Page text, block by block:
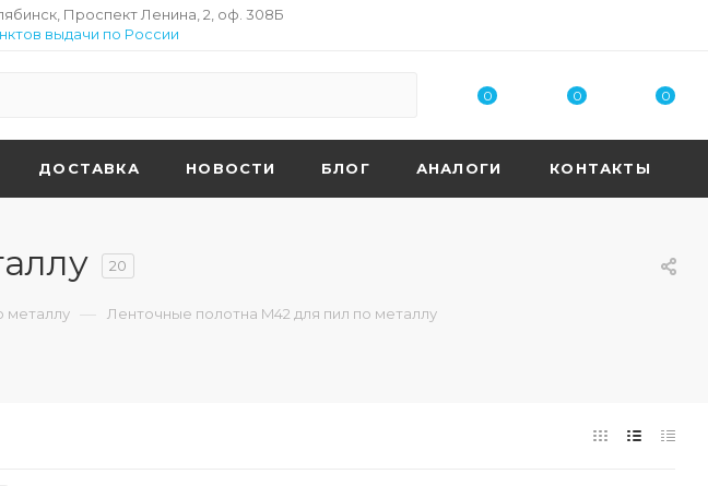
Проспект Ленина, 2, оф. 308Б
выдачи по России
0 0 0
ДОСТАВКА НОВОСТИ БЛОГ АНАЛОГИ КОНТАКТЫ
20
металлу — Ленточные полотна M42 для пил по металлу